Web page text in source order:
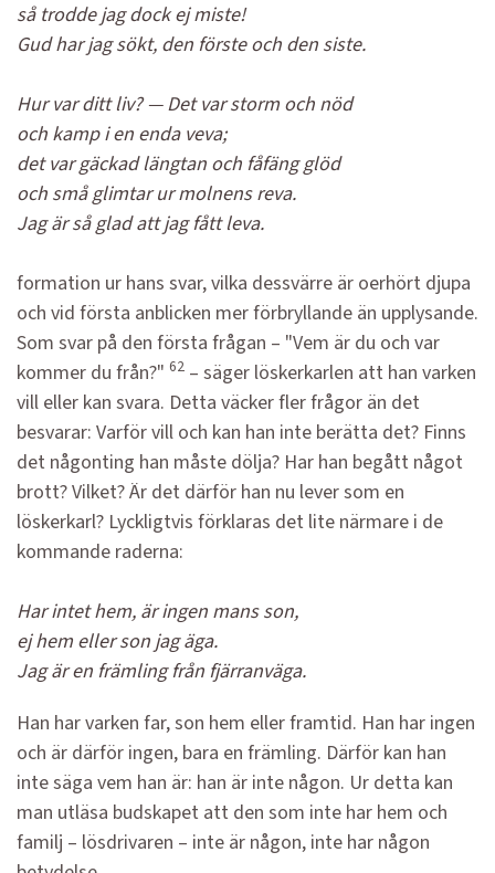
så trodde jag dock ej miste!
Gud har jag sökt, den förste och den siste.
Hur var ditt liv? — Det var storm och nöd
och kamp i en enda veva;
det var gäckad längtan och fåfäng glöd
och små glimtar ur molnens reva.
Jag är så glad att jag fått leva.
formation ur hans svar, vilka dessvärre är oerhört djupa
och vid första anblicken mer förbryllande än upplysande.
Som svar på den första frågan – "Vem är du och var
kommer du från?" 62 – säger löskerkarlen att han varken
vill eller kan svara. Detta väcker fler frågor än det
besvarar: Varför vill och kan han inte berätta det? Finns
det någonting han måste dölja? Har han begått något
brott? Vilket? Är det därför han nu lever som en
löskerkarl? Lyckligtvis förklaras det lite närmare i de
kommande raderna:
Har intet hem, är ingen mans son,
ej hem eller son jag äga.
Jag är en främling från fjärranväga.
Han har varken far, son hem eller framtid. Han har ingen
och är därför ingen, bara en främling. Därför kan han
inte säga vem han är: han är inte någon. Ur detta kan
man utläsa budskapet att den som inte har hem och
familj – lösdrivaren – inte är någon, inte har någon